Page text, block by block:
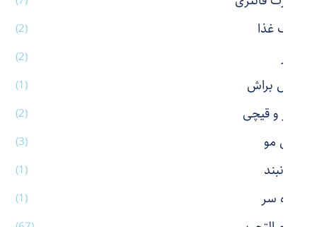
ظرف غذا (2)
عطر (2)
فیس براش (1)
کاتر و قیچی (2)
کش مو (3)
گردنبند (1)
گیره سر (1)